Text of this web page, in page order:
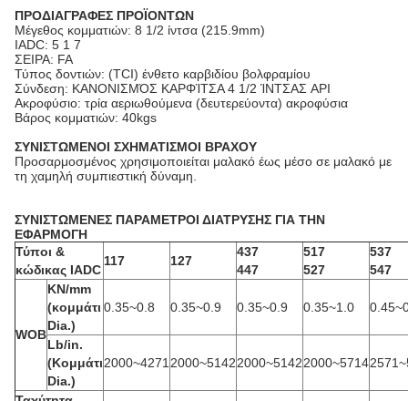
ΠΡΟΔΙΑΓΡΑΦΕΣ ΠΡΟΪΟΝΤΩΝ
Μέγεθος κομματιών: 8 1/2 ίντσα (215.9mm)
IADC: 5 1 7
ΣΕΙΡΑ: FA
Τύπος δοντιών: (TCI) ένθετο καρβιδίου βολφραμίου
Σύνδεση: ΚΑΝΟΝΙΣΜΌΣ ΚΑΡΦΊΤΣΑ 4 1/2 ΊΝΤΣΑΣ API
Ακροφύσιο: τρία αεριωθούμενα (δευτερεύοντα) ακροφύσια
Βάρος κομματιών: 40kgs
ΣΥΝΙΣΤΩΜΕΝΟΙ ΣΧΗΜΑΤΙΣΜΟΙ ΒΡΑΧΟΥ
Προσαρμοσμένος χρησιμοποιείται μαλακό έως μέσο σε μαλακό με
τη χαμηλή συμπιεστική δύναμη.
ΣΥΝΙΣΤΩΜΕΝΕΣ ΠΑΡΑΜΕΤΡΟΙ ΔΙΑΤΡΥΣΗΣ ΓΙΑ ΤΗΝ
ΕΦΑΡΜΟΓΗ
Τύποι &
κώδικας IADC
117 127
437
447
517
527
537
547
WOB
KN/mm
(κομμάτι
Dia.)
0.35~0.8 0.35~0.9 0.35~0.9 0.35~1.0
Lb/in.
(Κομμάτι
Dia.)
2000~4271 2000~51422000~51422000~5714